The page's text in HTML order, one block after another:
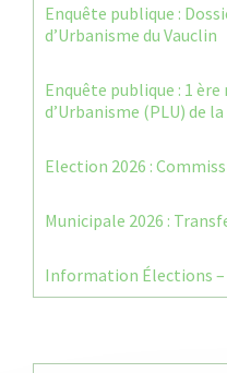
Enquête publique :
d’Urbanisme du Vauclin
Enquête publique : 1
d’Urbanisme (PLU) de
Election 2026 :
Municipale 2026 :
Information Élections